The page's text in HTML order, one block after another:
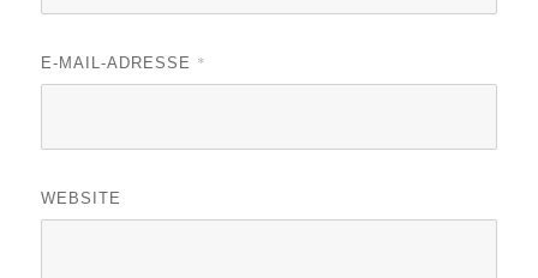
E-MAIL-ADRESSE *
WEBSITE